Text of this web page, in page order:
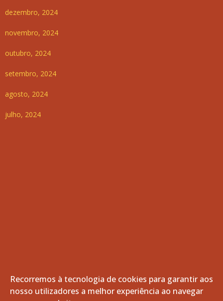
dezembro, 2024
novembro, 2024
outubro, 2024
setembro, 2024
agosto, 2024
julho, 2024
© 2026 Freguesia de Vila de Frades. Todos os direitos
Recorremos à tecnologia de cookies para garantir aos
nosso utilizadores a melhor experiência ao navegar